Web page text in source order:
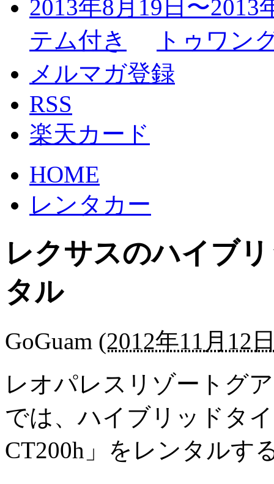
2013年8月19日〜2013
テム付き
トゥワン
メルマガ登録
RSS
楽天カード
HOME
レンタカー
レクサスのハイブ
タル
GoGuam (2012年11月12
レオパレスリゾートグ
では、ハイブリッドタ
CT200h」をレンタルす